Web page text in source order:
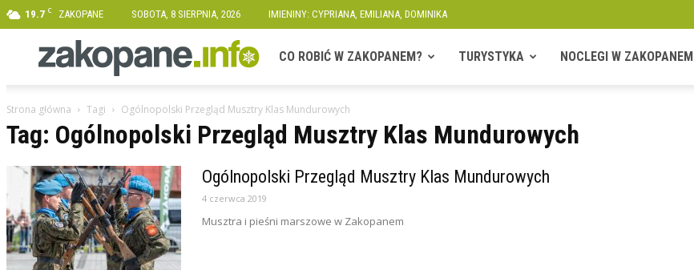
19.7 C ZAKOPANE SOBOTA, 8 SIERPNIA, 2026 IMIENINY: CYPRIANA, EMILIANA, DOMINIKA
Zakopane.info
CO ROBIĆ W ZAKOPANEM? TURYSTYKA NOCLEGI W ZAKOPANEM
Strona główna Tagi Ogólnopolski Przegląd Musztry Klas Mundurowych
Tag: Ogólnopolski Przegląd Musztry Klas Mundurowych
Ogólnopolski Przegląd Musztry Klas Mundurowych
4 czerwca 2019
Musztra i pieśni marszowe w Zakopanem